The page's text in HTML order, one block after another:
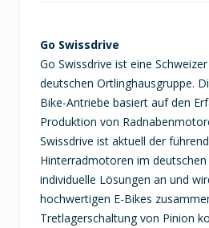
Go Swissdrive
Go Swissdrive ist eine
deutschen Ortlinghausgruppe.
Bike-Antriebe basiert auf den
Produktion von
Swissdrive ist aktuell der
Hinterradmotoren im
individuelle Lösungen an und
hochwertigen E-Bikes
Tretlagerschaltung von Pinion